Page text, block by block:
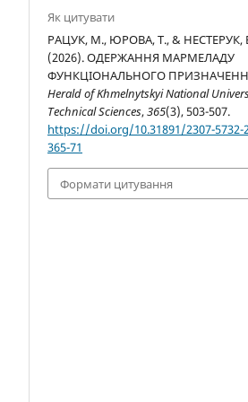
Як цитувати
РАЦУК, М., ЮРОВА, Т., & НЕСТЕРУК,
(2026). ОДЕРЖАННЯ МАРМЕЛАДУ
ФУНКЦІОНАЛЬНОГО
Herald of Khmelnytskyi National
Technical Sciences,365(3), 503-507.
https://doi.org/10.31891/2307-5732-
365-71
Формати цитування